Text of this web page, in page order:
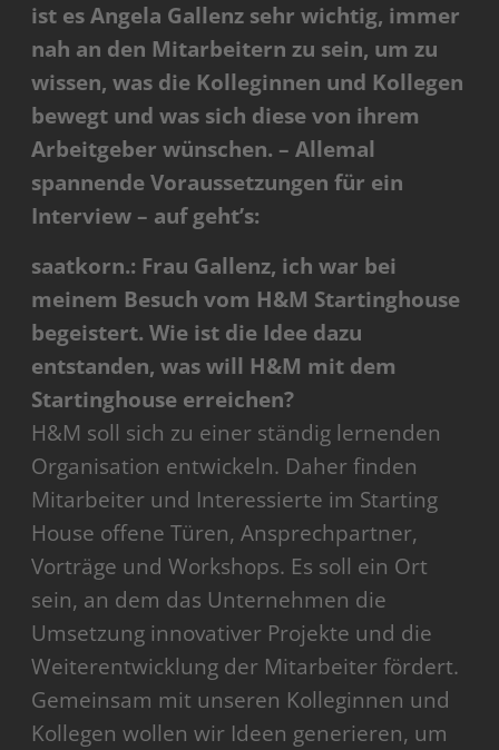
ist es Angela Gallenz sehr wichtig, immer
nah an den Mitarbeitern zu sein, um zu
wissen, was die Kolleginnen und Kollegen
bewegt und was sich diese von ihrem
Arbeitgeber wünschen. – Allemal
spannende Voraussetzungen für ein
Interview – auf geht’s:
saatkorn.: Frau Gallenz, ich war bei
meinem Besuch vom H&M Startinghouse
begeistert. Wie ist die Idee dazu
entstanden, was will H&M mit dem
Startinghouse erreichen?
H&M soll sich zu einer ständig lernenden
Organisation entwickeln. Daher finden
Mitarbeiter und Interessierte im Starting
House offene Türen, Ansprechpartner,
Vorträge und Workshops. Es soll ein Ort
sein, an dem das Unternehmen die
Umsetzung innovativer Projekte und die
Weiterentwicklung der Mitarbeiter fördert.
Gemeinsam mit unseren Kolleginnen und
Kollegen wollen wir Ideen generieren, um